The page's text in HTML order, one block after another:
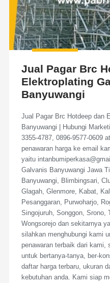
Jual Pagar Brc
Elektroplating
Banyuwangi
Jual Pagar Brc Hotdeep dan
Banyuwangi | Hubungi
3355-4787, 0896-9577-0609
penawaran harga ke email
yaitu
Galvanis Banyuwangi Jawa
Banyuwangi, Blimbingsari,
Glagah, Glenmore, Kabat,
Pesanggaran, Purwoharjo,
Singojuruh, Songgon, Srono,
Wongsorejo dan sekitarnya
silahkan menghubungi kami
penawaran terbaik dari kami,
untuk bertanya-tanya, ber-
daftar harga terbaru, ukuran
kebutuhan anda. Kami siap